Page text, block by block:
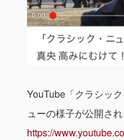
YouTube「クラシッ
ューの様子が公開され
https://